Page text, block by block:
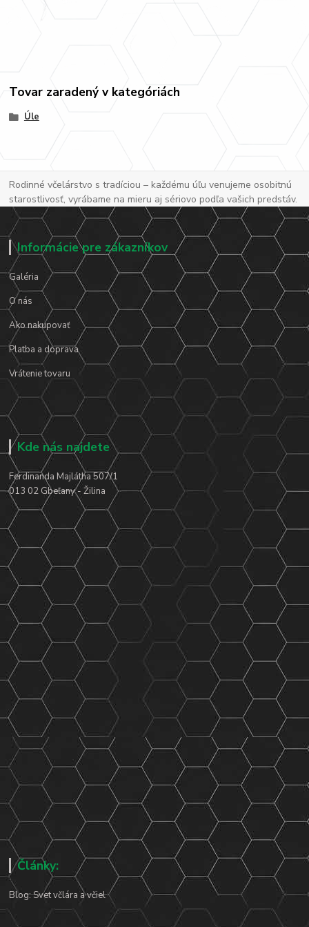
Tovar zaradený v kategóriách
Úle
Rodinné včelárstvo s tradíciou – každému úľu venujeme osobitnú
starostlivosť, vyrábame na mieru aj sériovo podľa vašich predstáv.
Informácie pre zákazníkov
Galéria
O nás
Ako nakupovať
Platba a doprava
Vrátenie tovaru
Kde nás najdete
Ferdinanda Majlátha 507/1
013 02 Gbeľany - Žilina
Články:
Blog: Svet včlára a včiel